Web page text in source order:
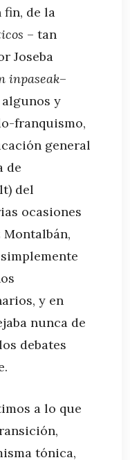
fin, de la
– tan
Joseba
inpaseak–
y
franquismo,
general
de
del
ocasiones
Montalbán,
y en
nunca de
debates
a lo que
tónica,